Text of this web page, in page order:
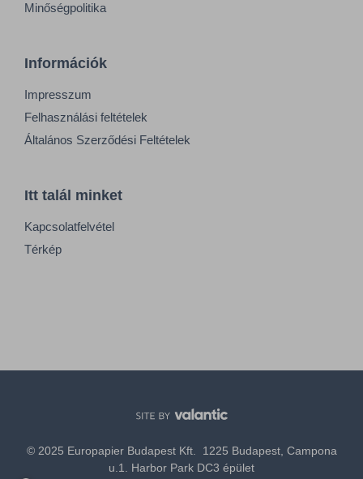
Minőségpolitika
Információk
Impresszum
Felhasználási feltételek
Általános Szerződési Feltételek
Itt talál minket
Kapcsolatfelvétel
Térkép
© 2025 Europapier Budapest Kft. 1225 Budapest, Campona
u.1. Harbor Park DC3 épület